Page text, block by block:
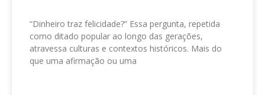
“Dinheiro traz felicidade?” Essa pergunta, repetida
como ditado popular ao longo das gerações,
atravessa culturas e contextos históricos. Mais do
que uma afirmação ou uma